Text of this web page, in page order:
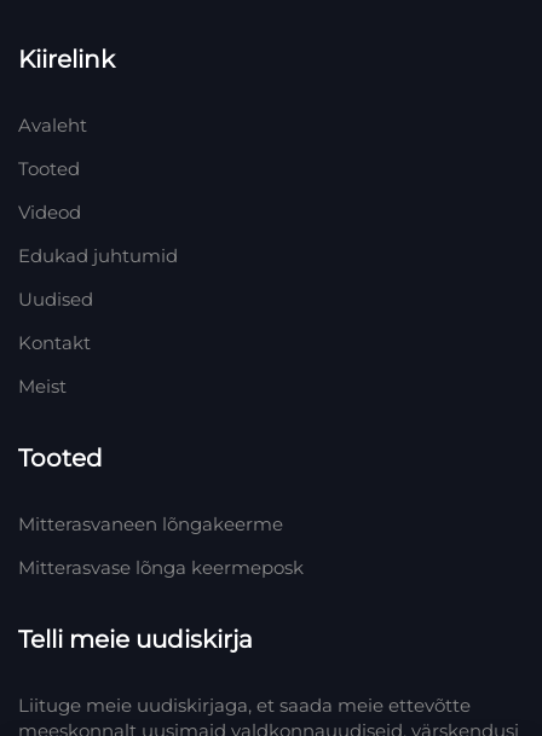
Kiirelink
Avaleht
Tooted
Videod
Edukad juhtumid
Uudised
Kontakt
Meist
Tooted
Mitterasvaneen lõngakeerme
Mitterasvase lõnga keermeposk
Telli meie uudiskirja
Liituge meie uudiskirjaga, et saada meie ettevõtte
meeskonnalt uusimaid valdkonnauudiseid, värskendusi